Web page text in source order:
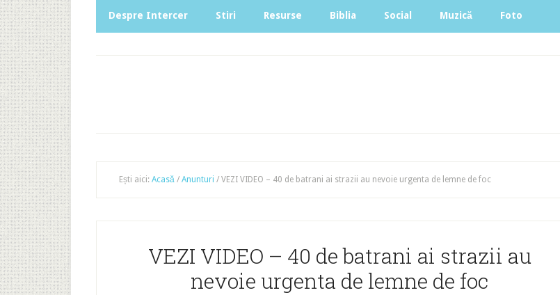
Despre Intercer Stiri Resurse Biblia Social Muzică Foto
Ești aici: Acasă / Anunturi / VEZI VIDEO – 40 de batrani ai strazii au nevoie urgenta de lemne de foc
VEZI VIDEO – 40 de batrani ai strazii au
nevoie urgenta de lemne de foc